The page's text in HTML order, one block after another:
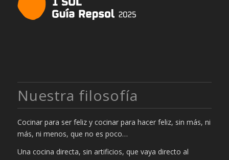
Nuestra filosofía
Cocinar para ser feliz y cocinar para hacer feliz, sin más, ni
más, ni menos, que no es poco…
Una cocina directa, sin artificios, que vaya directo al